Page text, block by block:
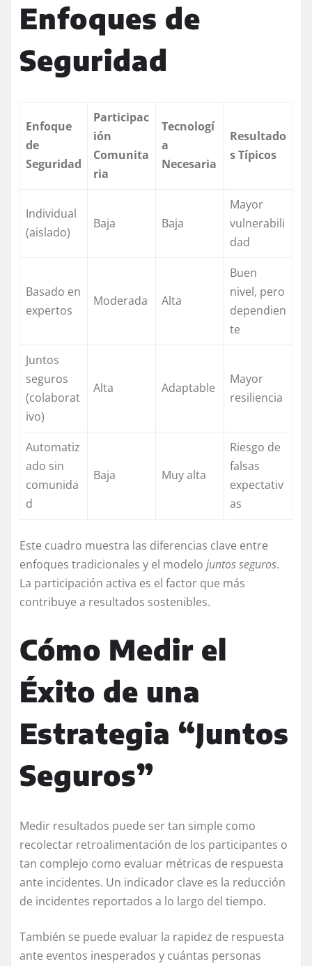
Enfoques de
Seguridad
Enfoque
de
Seguridad
Participac
ión
Comunita
ria
Tecnologí
a
Necesaria
Resultado
s Típicos
Individual
(aislado)
Baja Baja
Mayor
vulnerabili
dad
Basado en
expertos
Moderada Alta
Buen
nivel, pero
dependien
te
Juntos
seguros
(colaborat
ivo)
Alta Adaptable
Mayor
resiliencia
Automatiz
ado sin
comunida
d
Baja Muy alta
Riesgo de
falsas
expectativ
as
Este cuadro muestra las diferencias clave entre
enfoques tradicionales y el modelo juntos seguros.
La participación activa es el factor que más
contribuye a resultados sostenibles.
Cómo Medir el
Éxito de una
Estrategia “Juntos
Seguros”
Medir resultados puede ser tan simple como
recolectar retroalimentación de los participantes o
tan complejo como evaluar métricas de respuesta
ante incidentes. Un indicador clave es la reducción
de incidentes reportados a lo largo del tiempo.
También se puede evaluar la rapidez de respuesta
ante eventos inesperados y cuántas personas